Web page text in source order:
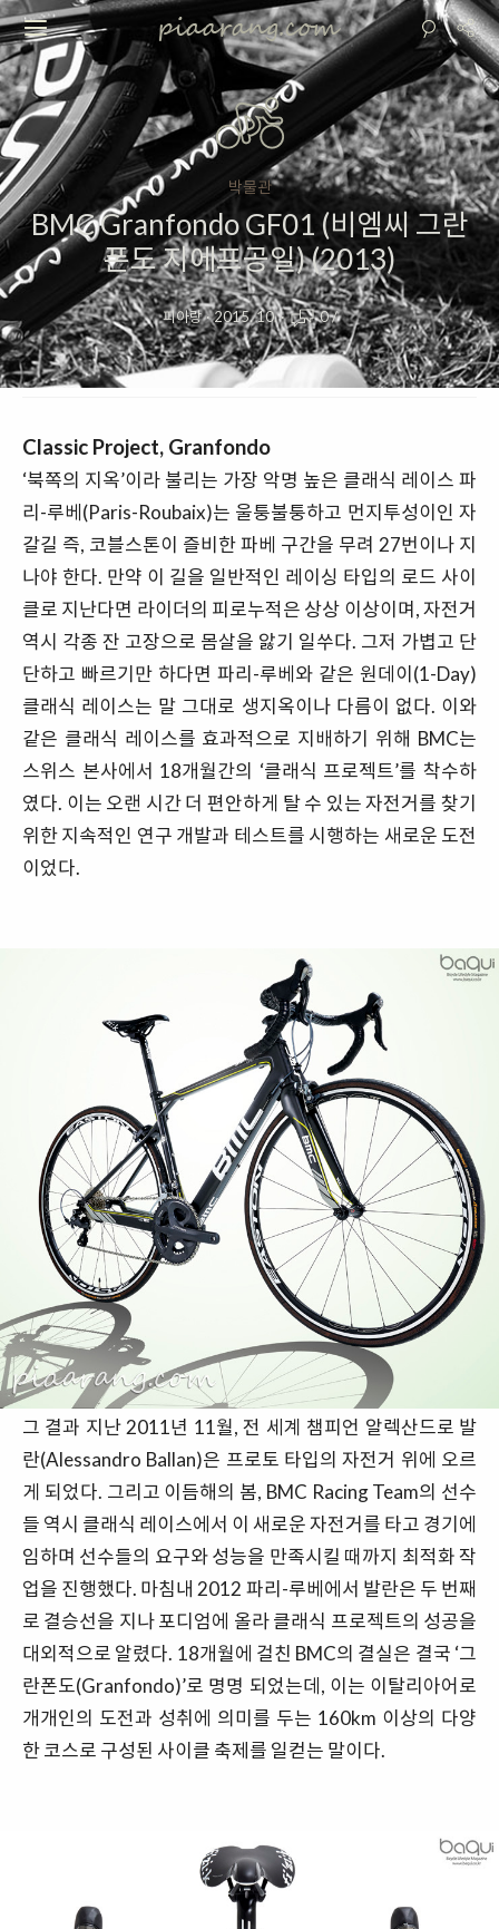
박물관
BMC Granfondo GF01 (비엠씨 그란
폰도 지에프공일) (2013)
피아랑·2015. 10.· 0/
Classic Project, Granfondo
‘북쪽의 지옥’이라 불리는 가장 악명 높은 클래식 레이스 파
리-루베(Paris-Roubaix)는 울퉁불퉁하고 먼지투성이인 자
갈길 즉, 코블스톤이 즐비한 파베 구간을 무려 27번이나 지
나야 한다. 만약 이 길을 일반적인 레이싱 타입의 로드 사이
클로 지난다면 라이더의 피로누적은 상상 이상이며, 자전거
역시 각종 잔 고장으로 몸살을 앓기 일쑤다. 그저 가볍고 단
단하고 빠르기만 하다면 파리-루베와 같은 원데이(1-Day)
클래식 레이스는 말 그대로 생지옥이나 다름이 없다. 이와
같은 클래식 레이스를 효과적으로 지배하기 위해 BMC는
스위스 본사에서 18개월간의 ‘클래식 프로젝트’를 착수하
였다. 이는 오랜 시간 더 편안하게 탈 수 있는 자전거를 찾기
위한 지속적인 연구 개발과 테스트를 시행하는 새로운 도전
이었다.
그 결과 지난 2011년 11월, 전 세계 챔피언 알렉산드로 발
란(Alessandro Ballan)은 프로토 타입의 자전거 위에 오르
게 되었다. 그리고 이듬해의 봄, BMC Racing Team의 선수
들 역시 클래식 레이스에서 이 새로운 자전거를 타고 경기에
임하며 선수들의 요구와 성능을 만족시킬 때까지 최적화 작
업을 진행했다. 마침내 2012 파리-루베에서 발란은 두 번째
로 결승선을 지나 포디엄에 올라 클래식 프로젝트의 성공을
대외적으로 알렸다. 18개월에 걸친 BMC의 결실은 결국 ‘그
란폰도(Granfondo)’로 명명 되었는데, 이는 이탈리아어로
개개인의 도전과 성취에 의미를 두는 160km 이상의 다양
한 코스로 구성된 사이클 축제를 일컫는 말이다.